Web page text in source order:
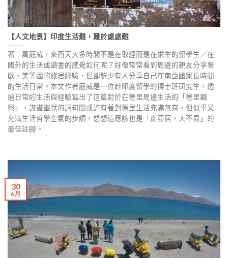
【人文地景】印度生活難，難於處處難
著｜萬庭威，來西天大多時間不是在取經而是在求生的留學生／在
國外的生活或讀書的感覺如何呢？好像常常看到周邊的親友分享著
歐、美等國的旅居經驗，但卻鮮少有人分享自己在南亞國家長時間
的生活日常。本文作者庭威是一位赴印度留學的博士班研究生，透
過日常的生活與經驗寫出了這篇對於在德里周邊生活的「德里觀
察」，詼諧幽默的詞句間或許有著對德里生活充滿無奈，但似乎又
充滿生活哲學空氣的步調，想想這應該也是「南亞居，大不易」的
最佳註腳。
30
6 月